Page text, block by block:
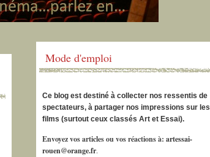
Mode d'emploi
Ce blog est destiné à collecter nos ressentis de
spectateurs, à partager nos impressions sur les
films (surtout ceux classés Art et Essai).
Envoyez vos articles ou vos réactions à: artessai-
rouen@orange.fr.